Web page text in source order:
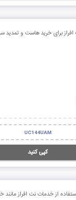
UC144UAM
کپی کنید